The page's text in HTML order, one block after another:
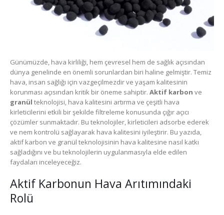
Günümüzde, hava kirliliği, hem çevresel hem de sağlık açısından
dünya genelinde en önemli sorunlardan biri haline gelmiştir. Temiz
hava, insan sağlığı için vazgeçilmezdir ve yaşam kalitesinin
korunması açısından kritik bir öneme sahiptir. Aktif karbon ve
granül teknolojisi, hava kalitesini artırma ve çeşitli hava
kirleticilerini etkili bir şekilde filtreleme konusunda çığır açıcı
çözümler sunmaktadır. Bu teknolojiler, kirleticileri adsorbe ederek
ve nem kontrolü sağlayarak hava kalitesini iyileştirir. Bu yazıda,
aktif karbon ve granül teknolojisinin hava kalitesine nasıl katkı
sağladığını ve bu teknolojilerin uygulanmasıyla elde edilen
faydaları inceleyeceğiz.
Aktif Karbonun Hava Arıtımındaki
Rolü